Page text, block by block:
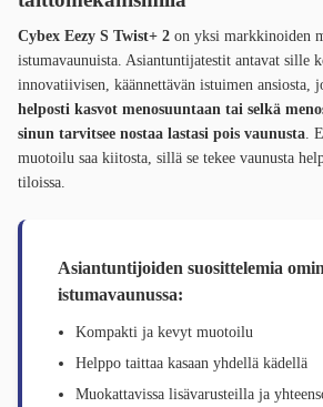
Cybex Eezy S Twist+ 2 on yksi markkinoiden
istumavaunuista. Asiantuntijatestit antavat sille
innovatiivisen, käännettävän istuimen ansiosta,
helposti kasvot menosuuntaan tai selkä
sinun tarvitsee nostaa lastasi pois vaunusta .
muotoilu saa kiitosta, sillä se tekee vaunusta
tiloissa.
Asiantuntijoiden suosittelemia
istumavaunussa:
Kompakti ja kevyt muotoilu
Helppo taittaa kasaan yhdellä kädellä
Muokattavissa lisävarusteilla ja